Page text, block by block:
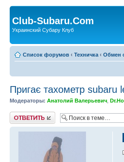
Club-Subaru.Com
Украинский Субару Клуб
Список форумов ‹ Техничка ‹ Обмен
Пригає тахометр subaru
Модераторы: Анатолий Валерьевич
Ответить